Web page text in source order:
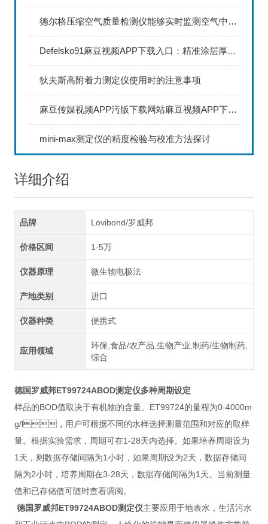
德尔格压缩空气质量检测仪能够实时监测空气中的污染物浓度
Defelsko91麻豆视频APP下载入口：精准涂层厚度检测的利器
狄夫斯高附着力测定仪使用时的注意事项
麻豆传媒视频APP污版下载网站麻豆视频APP下载IOS具备数据存储和传输功能
mini-max测定仪的精度检验与校准方法探讨
详细介绍
品牌 Lovibond/罗威邦
价格区间 1-5万
仪器原理 微生物电极法
产地类别 进口
仪器种类 便携式
应用领域
环保,食品/农产品,生物产业,制药/生物制药,
综合
德国罗威邦ET99724ABOD测定仪多种周期设定
样品的BOD值取决于有机物的含量。ET99724的量程为0-4000m
g/l，用户可根据不同的水样选择测量范围和对应的取样
量。根据实验需求，周期可在1-28天内选择。如果培养周期设为
1天，则数据存储间隔为1小时，如果周期设为2天，数据存储间
隔为2小时，培养周期在3-28天，数据存储间隔为1天。当前测量
值和已存储值可随时查看调阅。
德国罗威邦ET99724ABOD测定仪主要应用于地表水，生活污水